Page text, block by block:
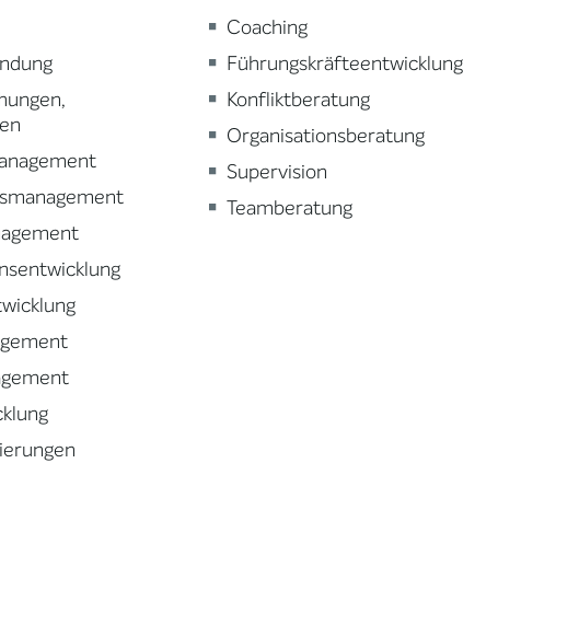
Coaching
Führungskräfteentwicklung
Konfliktberatung
Organisationsberatung
Supervision
Teamberatung